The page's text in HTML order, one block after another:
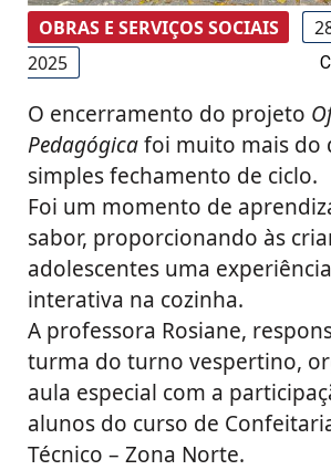
OBRAS E SERVIÇOS SOCIAIS
2025
O encerramento do projeto
Pedagógicafoi muito mais do
simples fechamento de ciclo.
Foi um momento de
sabor, proporcionando às
adolescentes uma
interativa na cozinha.
A professora Rosiane,
turma do turno vespertino,
aula especial com a
alunos do curso de
Técnico – Zona Norte.